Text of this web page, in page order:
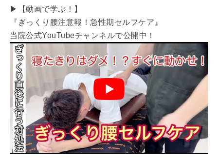
▶【動画で学ぶ！】
『ぎっくり腰注意報！急性期セルフケア』
当院公式YouTubeチャンネルで公開中！